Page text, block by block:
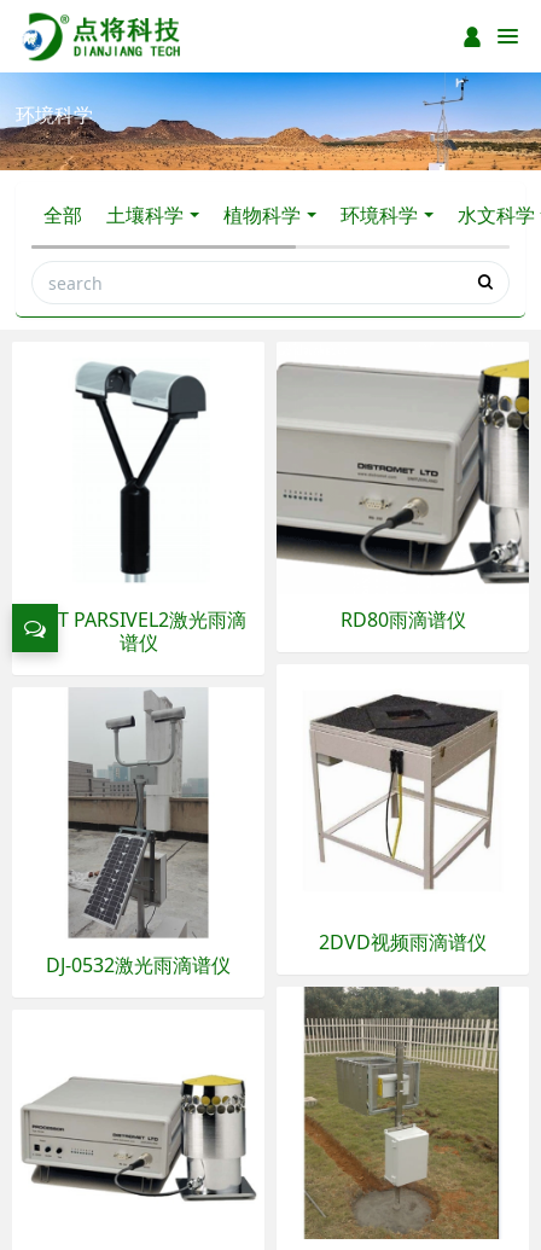
环境科学
全部 土壤科学 植物科学 环境科学 水文科学
OTT PARSIVEL2激光雨滴
谱仪
RD80雨滴谱仪
2DVD视频雨滴谱仪
DJ-0532激光雨滴谱仪